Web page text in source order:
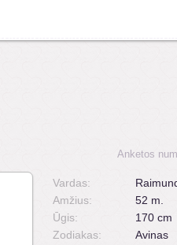
Anketos
Vardas:
Amžius:
52 m.
Ūgis:
170 cm
Zodiakas:
Avinas